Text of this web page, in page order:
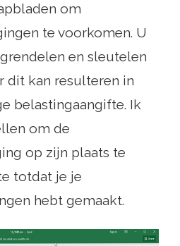
om
te voorkomen. U
en sleutelen
dit kan resulteren in
belastingaangifte. Ik
om de
op zijn plaats te
totdat je je
hebt gemaakt.